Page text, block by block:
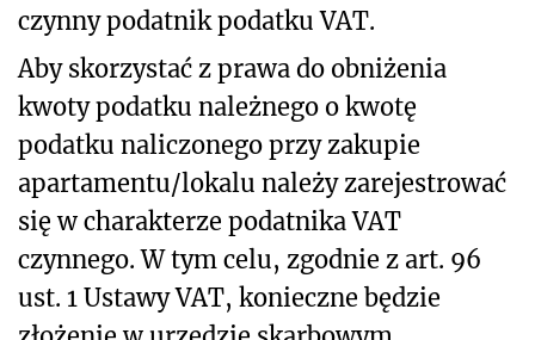
czynny podatnik podatku VAT.
Aby skorzystać z prawa do obniżenia
kwoty podatku należnego o kwotę
podatku naliczonego przy zakupie
apartamentu/lokalu należy zarejestrować
się w charakterze podatnika VAT
czynnego. W tym celu, zgodnie z art. 96
ust. 1 Ustawy VAT, konieczne będzie